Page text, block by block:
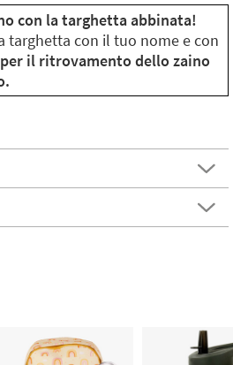
con la targhetta abbinata!
targhetta con il tuo nome e con
il ritrovamento dello zaino